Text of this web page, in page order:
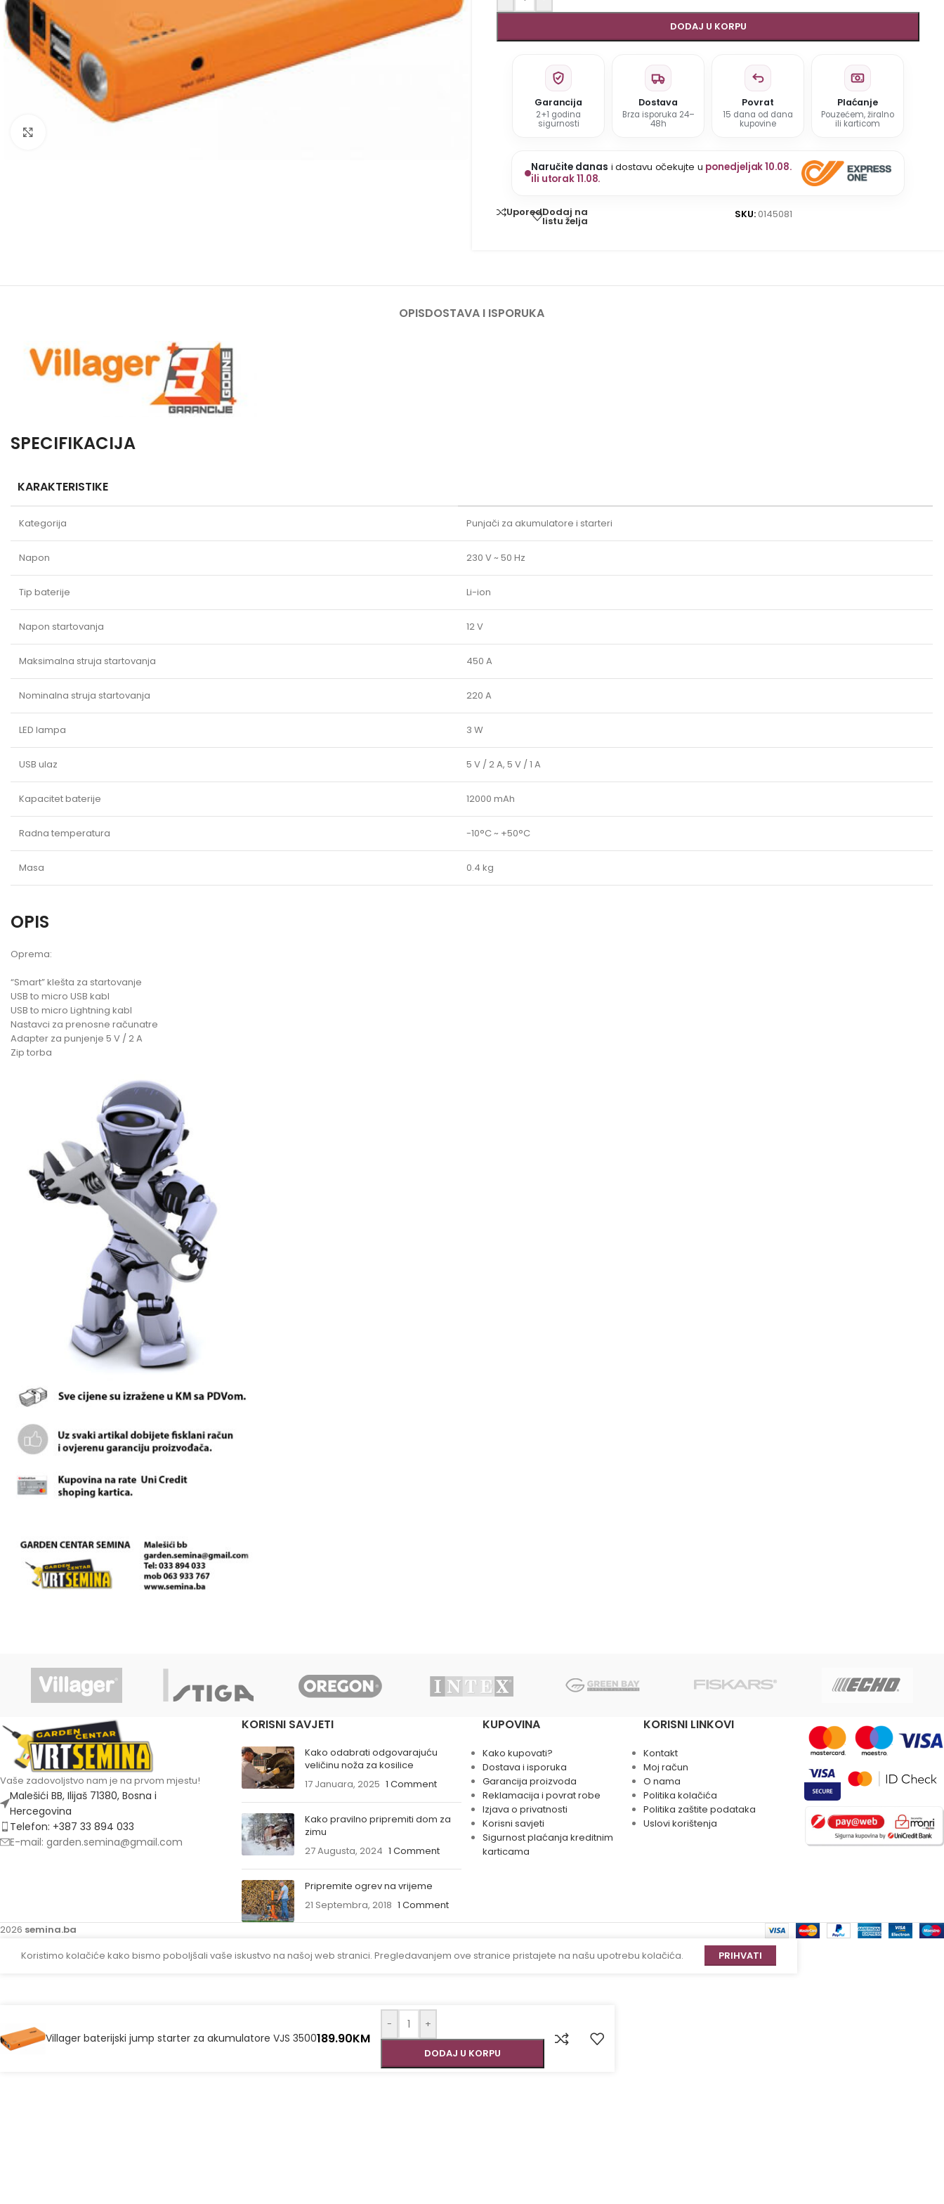
DODAJ U KORPU
Garancija
2+1 godina
sigurnosti
Dostava
Brza isporuka 24–
48h
Povrat
15 dana od dana
kupovine
Plaćanje
Pouzećem, žiralno
ili karticom
Naručite danas i dostavu očekujte u ponedjeljak 10.08.
ili utorak 11.08.
UporediDodaj na
listu želja
SKU: 0145081
OPISDOSTAVA I ISPORUKA
SPECIFIKACIJA
KARAKTERISTIKE
Kategorija Punjači za akumulatore i starteri
Napon 230 V ~ 50 Hz
Tip baterije Li-ion
Napon startovanja 12 V
Maksimalna struja startovanja 450 A
Nominalna struja startovanja 220 A
LED lampa 3 W
USB ulaz 5 V / 2 A, 5 V / 1 A
Kapacitet baterije 12000 mAh
Radna temperatura -10°C ~ +50°C
Masa 0.4 kg
OPIS
Oprema:
“Smart” klešta za startovanje
USB to micro USB kabl
USB to micro Lightning kabl
Nastavci za prenosne računatre
Adapter za punjenje 5 V / 2 A
Zip torba
Vaše zadovoljstvo nam je na prvom mjestu!
Malešići BB, Ilijaš 71380, Bosna i
Hercegovina
Telefon: +387 33 894 033
E-mail: garden.semina@gmail.com
KORISNI SAVJETI
Kako odabrati odgovarajuću
veličinu noža za kosilice
17 Januara, 2025 1 Comment
Kako pravilno pripremiti dom za
zimu
27 Augusta, 2024 1 Comment
Pripremite ogrev na vrijeme
21 Septembra, 2018 1 Comment
KUPOVINA
Kako kupovati?
Dostava i isporuka
Garancija proizvoda
Reklamacija i povrat robe
Izjava o privatnosti
Korisni savjeti
Sigurnost plaćanja kreditnim
karticama
KORISNI LINKOVI
Kontakt
Moj račun
O nama
Politika kolačića
Politika zaštite podataka
Uslovi korištenja
2026 semina.ba
Koristimo kolačiće kako bismo poboljšali vaše iskustvo na našoj web stranici. Pregledavanjem ove stranice pristajete na našu upotrebu kolačića.
PRIHVATI
Villager baterijski jump starter za akumulatore VJS 3500189.90KM
- +
DODAJ U KORPU